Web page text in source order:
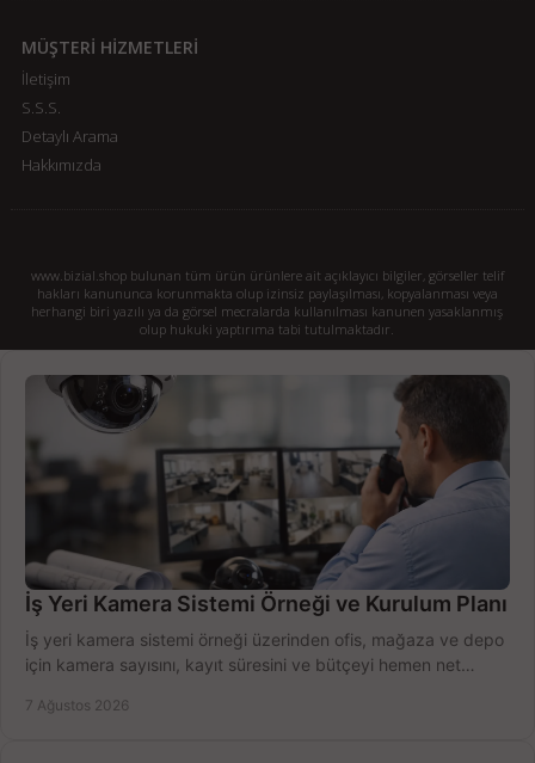
MÜŞTERİ HİZMETLERİ
İletişim
S.S.S.
Detaylı Arama
Hakkımızda
www.bizial.shop bulunan tüm ürün ürünlere ait açıklayıcı bilgiler, görseller telif
hakları kanununca korunmakta olup izinsiz paylaşılması, kopyalanması veya
herhangi biri yazılı ya da görsel mecralarda kullanılması kanunen yasaklanmış
olup hukuki yaptırıma tabi tutulmaktadır.
İş Yeri Kamera Sistemi Örneği ve Kurulum Planı
İş yeri kamera sistemi örneği üzerinden ofis, mağaza ve depo
için kamera sayısını, kayıt süresini ve bütçeyi hemen net
7 Ağustos 2026